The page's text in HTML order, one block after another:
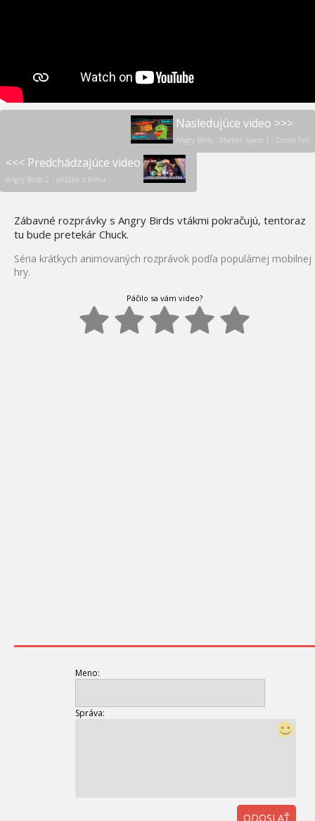
Nasledujúce video >>>
Angry Birds - Marker Space 1 - Drone Fail
<<< Predchádzajúce video
Angry Birds 2 - ukážka z filmu
Zábavné rozprávky s Angry Birds vtákmi pokračujú, tentoraz
tu bude pretekár Chuck.
Séria krátkych animovaných rozprávok podľa populárnej mobilnej
hry.
Páčilo sa vám video?
Meno:
Správa:
ODOSLAŤ